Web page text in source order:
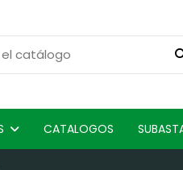
CATALOGOS